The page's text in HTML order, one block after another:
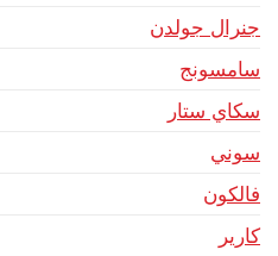
جنرال جولدن
سامسونج
سكاي ستار
سوني
فالكون
كارير